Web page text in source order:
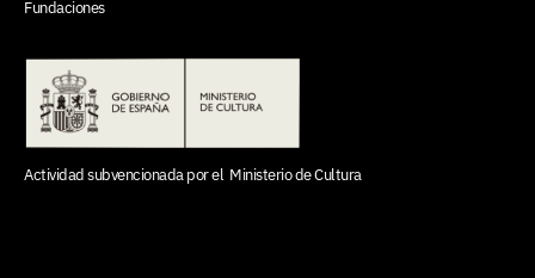
Fundaciones
Actividad subvencionada por el Ministerio de Cultura